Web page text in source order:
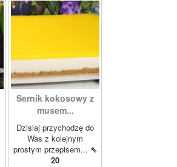
Sernik kokosowy z
musem...
Dzisiaj przychodzę do
Was z kolejnym
prostym przepisem... ⇖
20